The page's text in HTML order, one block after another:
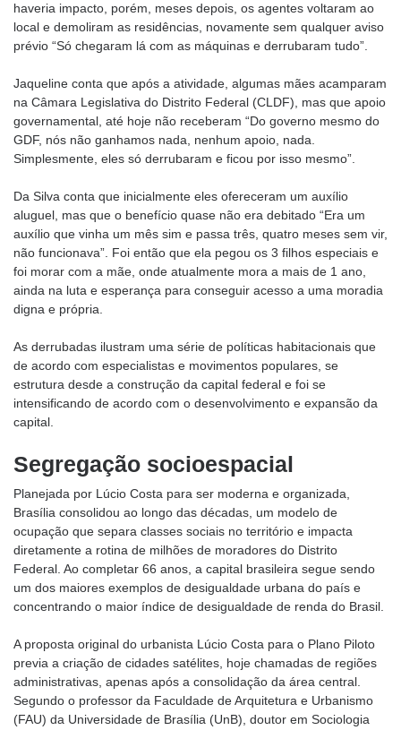
haveria impacto, porém, meses depois, os agentes voltaram ao
local e demoliram as residências, novamente sem qualquer aviso
prévio “Só chegaram lá com as máquinas e derrubaram tudo”.
Jaqueline conta que após a atividade, algumas mães acamparam
na Câmara Legislativa do Distrito Federal (CLDF), mas que apoio
governamental, até hoje não receberam “Do governo mesmo do
GDF, nós não ganhamos nada, nenhum apoio, nada.
Simplesmente, eles só derrubaram e ficou por isso mesmo”.
Da Silva conta que inicialmente eles ofereceram um auxílio
aluguel, mas que o benefício quase não era debitado “Era um
auxílio que vinha um mês sim e passa três, quatro meses sem vir,
não funcionava”. Foi então que ela pegou os 3 filhos especiais e
foi morar com a mãe, onde atualmente mora a mais de 1 ano,
ainda na luta e esperança para conseguir acesso a uma moradia
digna e própria.
As derrubadas ilustram uma série de políticas habitacionais que
de acordo com especialistas e movimentos populares, se
estrutura desde a construção da capital federal e foi se
intensificando de acordo com o desenvolvimento e expansão da
capital.
Segregação socioespacial
Planejada por Lúcio Costa para ser moderna e organizada,
Brasília consolidou ao longo das décadas, um modelo de
ocupação que separa classes sociais no território e impacta
diretamente a rotina de milhões de moradores do Distrito
Federal. Ao completar 66 anos, a capital brasileira segue sendo
um dos maiores exemplos de desigualdade urbana do país e
concentrando o maior índice de desigualdade de renda do Brasil.
A proposta original do urbanista Lúcio Costa para o Plano Piloto
previa a criação de cidades satélites, hoje chamadas de regiões
administrativas, apenas após a consolidação da área central.
Segundo o professor da Faculdade de Arquitetura e Urbanismo
(FAU) da Universidade de Brasília (UnB), doutor em Sociologia